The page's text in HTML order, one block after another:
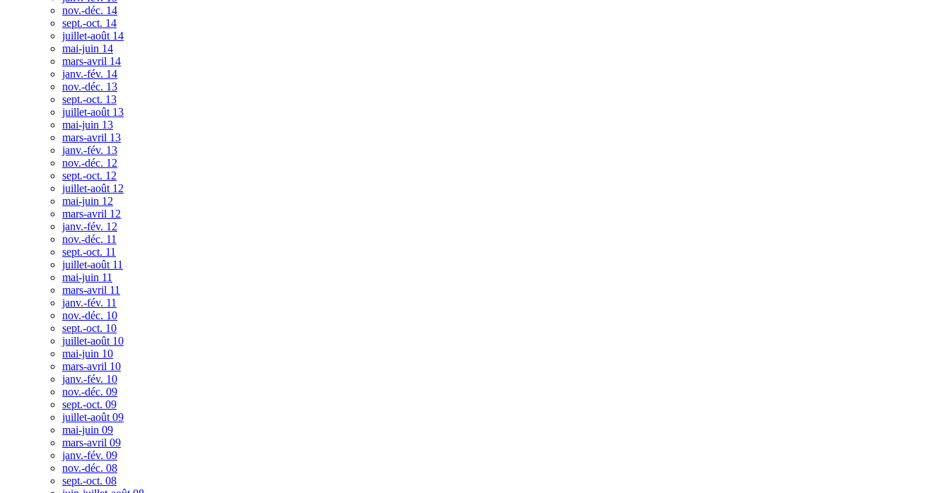
nov.-déc. 14
sept.-oct. 14
juillet-août 14
mai-juin 14
mars-avril 14
janv.-fév. 14
nov.-déc. 13
sept.-oct. 13
juillet-août 13
mai-juin 13
mars-avril 13
janv.-fév. 13
nov.-déc. 12
sept.-oct. 12
juillet-août 12
mai-juin 12
mars-avril 12
janv.-fév. 12
nov.-déc. 11
sept.-oct. 11
juillet-août 11
mai-juin 11
mars-avril 11
janv.-fév. 11
nov.-déc. 10
sept.-oct. 10
juillet-août 10
mai-juin 10
mars-avril 10
janv.-fév. 10
nov.-déc. 09
sept.-oct. 09
juillet-août 09
mai-juin 09
mars-avril 09
janv.-fév. 09
nov.-déc. 08
sept.-oct. 08